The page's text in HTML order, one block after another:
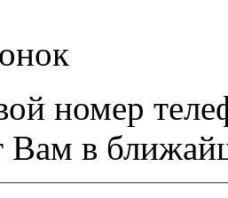
номер
Вам в